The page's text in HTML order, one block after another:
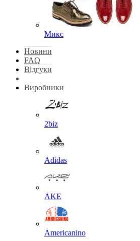
Микс
Новини
FAQ
Відгуки
Виробники
2biz
Adidas
AKE
Americanino